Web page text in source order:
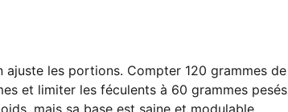
les portions. Compter 120 grammes de
et limiter les féculents à 60 grammes pesés